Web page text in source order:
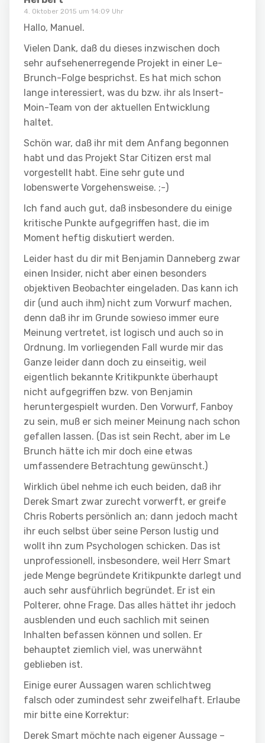
4. Oktober 2015 um 14:09 Uhr
Hallo, Manuel.
Vielen Dank, daß du dieses inzwischen doch
sehr aufsehenerregende Projekt in einer Le-
Brunch-Folge besprichst. Es hat mich schon
lange interessiert, was du bzw. ihr als Insert-
Moin-Team von der aktuellen Entwicklung
haltet.
Schön war, daß ihr mit dem Anfang begonnen
habt und das Projekt Star Citizen erst mal
vorgestellt habt. Eine sehr gute und
lobenswerte Vorgehensweise. ;-)
Ich fand auch gut, daß insbesondere du einige
kritische Punkte aufgegriffen hast, die im
Moment heftig diskutiert werden.
Leider hast du dir mit Benjamin Danneberg zwar
einen Insider, nicht aber einen besonders
objektiven Beobachter eingeladen. Das kann ich
dir (und auch ihm) nicht zum Vorwurf machen,
denn daß ihr im Grunde sowieso immer eure
Meinung vertretet, ist logisch und auch so in
Ordnung. Im vorliegenden Fall wurde mir das
Ganze leider dann doch zu einseitig, weil
eigentlich bekannte Kritikpunkte überhaupt
nicht aufgegriffen bzw. von Benjamin
heruntergespielt wurden. Den Vorwurf, Fanboy
zu sein, muß er sich meiner Meinung nach schon
gefallen lassen. (Das ist sein Recht, aber im Le
Brunch hätte ich mir doch eine etwas
umfassendere Betrachtung gewünscht.)
Wirklich übel nehme ich euch beiden, daß ihr
Derek Smart zwar zurecht vorwerft, er greife
Chris Roberts persönlich an; dann jedoch macht
ihr euch selbst über seine Person lustig und
wollt ihn zum Psychologen schicken. Das ist
unprofessionell, insbesondere, weil Herr Smart
jede Menge begründete Kritikpunkte darlegt und
auch sehr ausführlich begründet. Er ist ein
Polterer, ohne Frage. Das alles hättet ihr jedoch
ausblenden und euch sachlich mit seinen
Inhalten befassen können und sollen. Er
behauptet ziemlich viel, was unerwähnt
geblieben ist.
Einige eurer Aussagen waren schlichtweg
falsch oder zumindest sehr zweifelhaft. Erlaube
mir bitte eine Korrektur:
Derek Smart möchte nach eigener Aussage –